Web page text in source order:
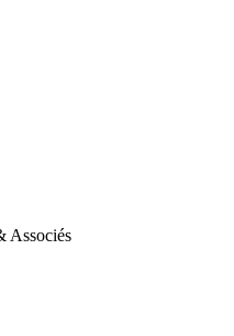
Associés